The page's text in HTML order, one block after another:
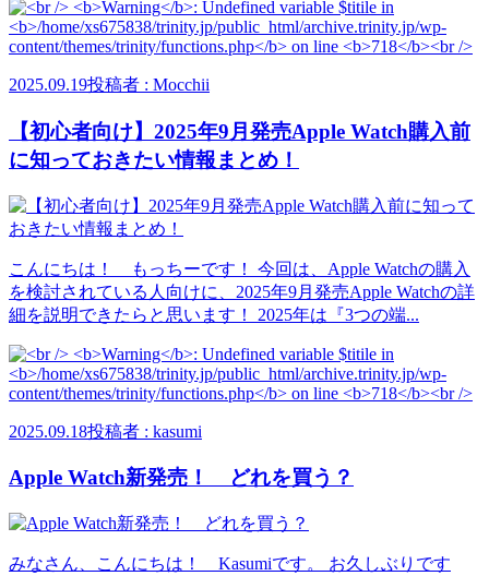
2025.09.19投稿者 : Mocchii
【初心者向け】2025年9月発売Apple Watch購入前
に知っておきたい情報まとめ！
こんにちは！ もっちーです！ 今回は、Apple Watchの購入
を検討されている人向けに、2025年9月発売Apple Watchの詳
細を説明できたらと思います！ 2025年は『3つの端...
2025.09.18投稿者 : kasumi
Apple Watch新発売！ どれを買う？
みなさん、こんにちは！ Kasumiです。 お久しぶりです